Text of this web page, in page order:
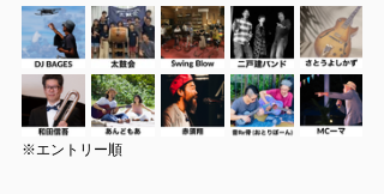
※エントリー順